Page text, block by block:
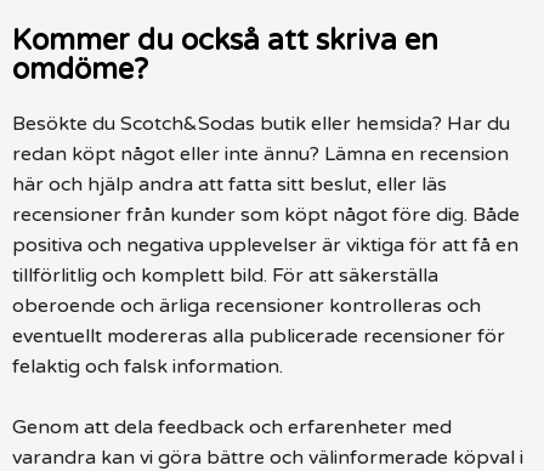
Kommer du också att skriva en
omdöme?
Besökte du Scotch&Sodas butik eller hemsida? Har du
redan köpt något eller inte ännu? Lämna en recension
här och hjälp andra att fatta sitt beslut, eller läs
recensioner från kunder som köpt något före dig. Både
positiva och negativa upplevelser är viktiga för att få en
tillförlitlig och komplett bild. För att säkerställa
oberoende och ärliga recensioner kontrolleras och
eventuellt modereras alla publicerade recensioner för
felaktig och falsk information.
Genom att dela feedback och erfarenheter med
varandra kan vi göra bättre och välinformerade köpval i